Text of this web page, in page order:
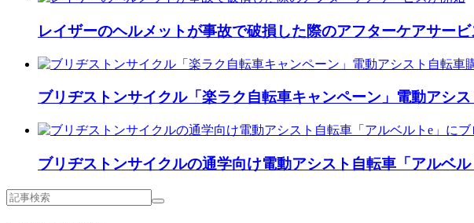
レイザーのヘルメットが事故で破損した際のアフターケアサー
ブリヂストンサイクル「楽ラク自転車キャンペーン」電動アシ
ブリヂストンサイクルの通学向け電動アシスト自転車「アルベ